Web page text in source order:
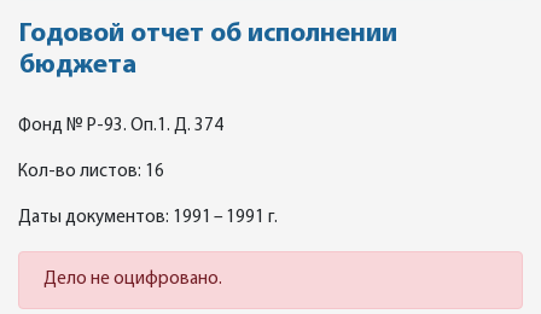
Годовой отчет об исполнении
бюджета
Фонд № Р-93. Оп.1. Д. 374
Кол-во листов: 16
Даты документов: 1991 – 1991 г.
Дело не оцифровано.